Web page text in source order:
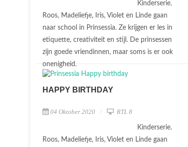
Kinderserie.
Roos, Madeliefje, Iris, Violet en Linde gaan
naar school in Prinsessia. Ze krijgen er les in
etiquette, creativiteit en stijl. De prinsessen
zijn goede vriendinnen, maar soms is er ook
onenigheid.
HAPPY BIRTHDAY
04 Oktober 2020 RTL 8
Kinderserie.
Roos, Madeliefje, Iris, Violet en Linde gaan